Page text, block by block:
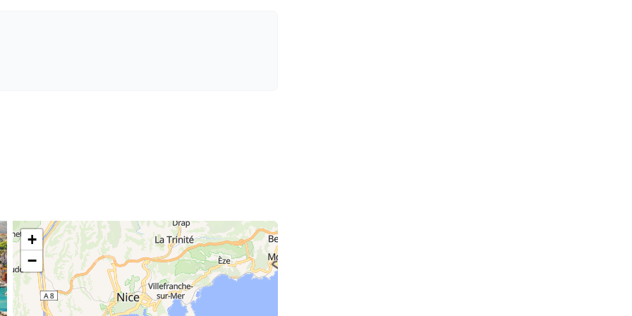
500,00 €
+
−